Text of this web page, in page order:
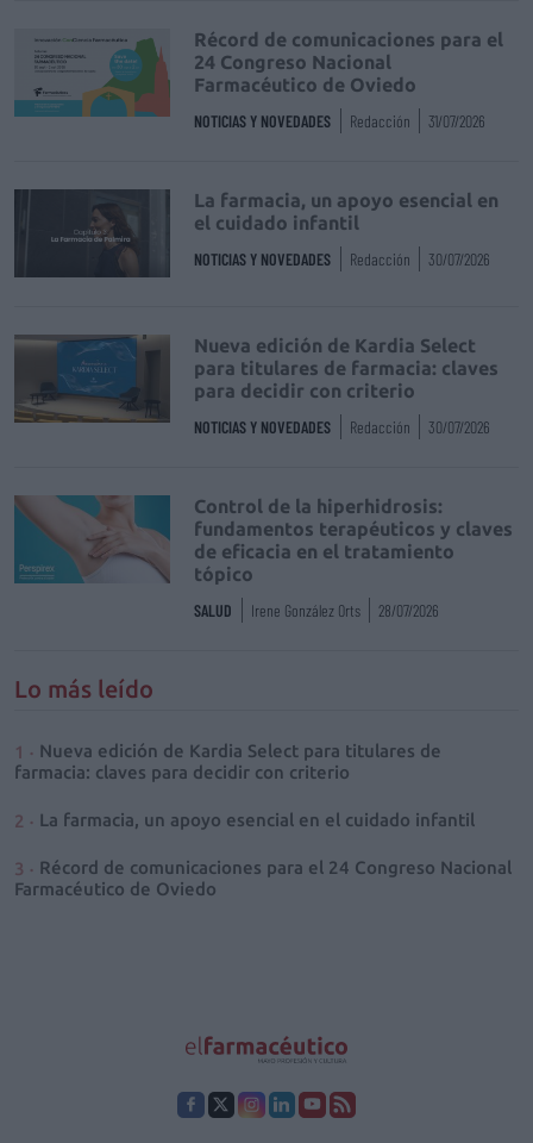
Récord de comunicaciones para el
24 Congreso Nacional
Farmacéutico de Oviedo
NOTICIAS Y NOVEDADES Redacción 31/07/2026
La farmacia, un apoyo esencial en
el cuidado infantil
NOTICIAS Y NOVEDADES Redacción 30/07/2026
Nueva edición de Kardia Select
para titulares de farmacia: claves
para decidir con criterio
NOTICIAS Y NOVEDADES Redacción 30/07/2026
Control de la hiperhidrosis:
fundamentos terapéuticos y claves
de eficacia en el tratamiento
tópico
SALUD Irene González Orts 28/07/2026
Lo más leído
Nueva edición de Kardia Select para titulares de
farmacia: claves para decidir con criterio
La farmacia, un apoyo esencial en el cuidado infantil
Récord de comunicaciones para el 24 Congreso Nacional
Farmacéutico de Oviedo